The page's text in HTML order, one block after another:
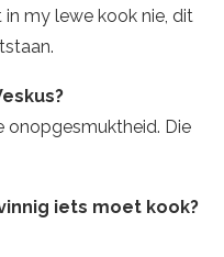
my lewe kook nie, dit
onopgesmuktheid. Die
iets moet kook?